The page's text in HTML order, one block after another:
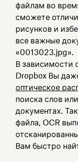
файлам во
сможете
рисунков и
все важные
«0013023.jpg».
В зависимости
Dropbox Вы
оптическое
поиска слов
документах.
файла, OCR
Вам быстро